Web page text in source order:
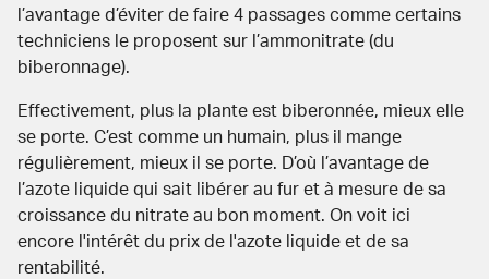
l’avantage d’éviter de faire 4 passages comme certains
techniciens le proposent sur l’ammonitrate (du
biberonnage).
Effectivement, plus la plante est biberonnée, mieux elle
se porte. C’est comme un humain, plus il mange
régulièrement, mieux il se porte. D’où l’avantage de
l’azote liquide qui sait libérer au fur et à mesure de sa
croissance du nitrate au bon moment. On voit ici
encore l'intérêt du prix de l'azote liquide et de sa
rentabilité.